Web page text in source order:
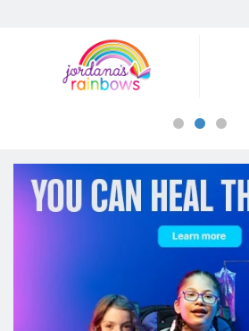
Sponsors